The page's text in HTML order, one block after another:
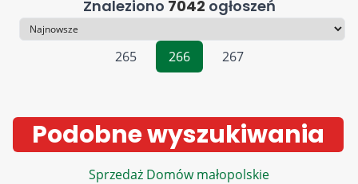
Znaleziono 7042 ogłoszeń
Sortowanie
265
266 267
Podobne wyszukiwania
Sprzedaż Domów małopolskie